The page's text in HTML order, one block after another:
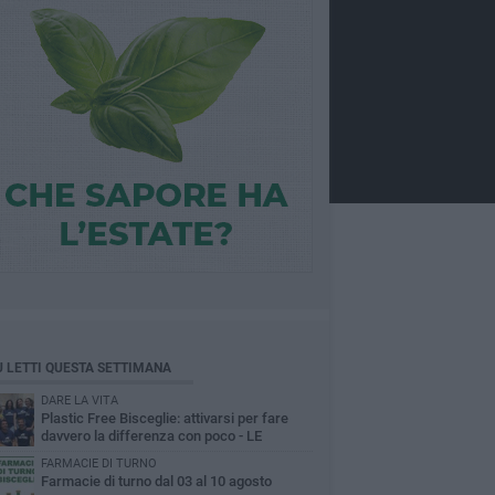
LETTI QUESTA SETTIMANA
DARE LA VITA
Plastic Free Bisceglie: attivarsi per fare
davvero la differenza con poco - LE
FARMACIE DI TURNO
Farmacie di turno dal 03 al 10 agosto